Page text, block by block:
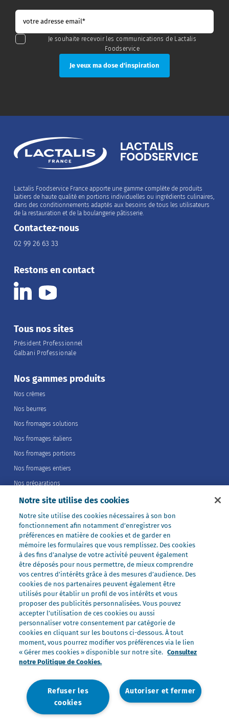
Je souhaite recevoir les communications de Lactalis
Foodservice
Lactalis Foodservice France apporte une gamme complète de produits
laitiers de haute qualité en portions individuelles ou ingrédients culinaires,
dans des conditionnements adaptés aux besoins de tous les utilisateurs
de la restauration et de la boulangerie pâtisserie.
Contactez-nous
02 99 26 63 33
Restons en contact
Tous nos sites
Président Professionnel
Galbani Professionale
Nos gammes produits
Nos crèmes
Nos beurres
Nos fromages solutions
Nos fromages italiens
Nos fromages portions
Nos fromages entiers
Nos préparations
Nos ultra-frais
Nos laits
Nos marques
Président Professionnel
Galbani Professionale
Lactel Professionnel
Société Professionnel
Salakis Professionnel
Nous rejoindre
Rejoindre le Groupe Lactalis
Les métiers du Foodservice
Nos offres
Nous contacter Mentions légales
Notre site utilise des cookies
Notre site utilise des cookies nécessaires à son bon
fonctionnement afin notamment d’enregistrer vos
préférences en matière de cookies et de garder en
mémoire les formulaires que vous remplissez. Des cookies
à des fins d’analyse de votre activité peuvent également
être déposés pour nous permettre, de mieux comprendre
vos centres d'intérêts grâce à des mesures d’audience. Des
cookies de nos partenaires peuvent également être
utilisés pour établir un profil de vos intérêts et vous
proposer des publicités personnalisées. Vous pouvez
accepter l’utilisation de ces cookies ou aussi
personnaliser votre consentement par catégorie de
cookies en cliquant sur les boutons ci-dessous. À tout
moment, vous pourrez modifier vos préférences via le lien
« Gérer mes cookies » disponible sur notre site. Consultez
notre Politique de Cookies.
Autoriser et fermer
Refuser les
cookies